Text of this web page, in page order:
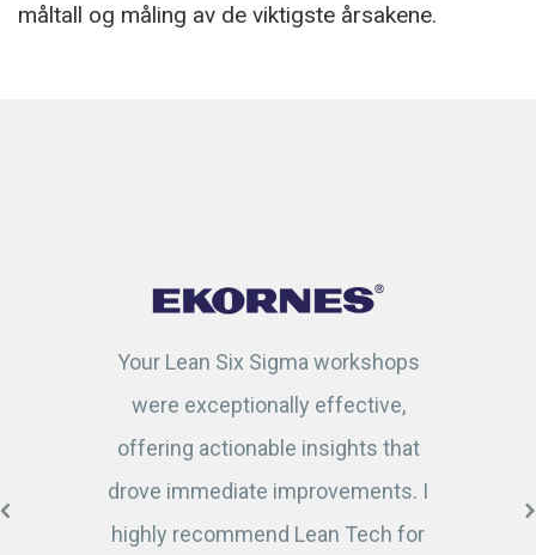
måltall og måling av de viktigste årsakene.
Your Lean Six Sigma workshops
were exceptionally effective,
offering actionable insights that
drove immediate improvements. I
highly recommend Lean Tech for